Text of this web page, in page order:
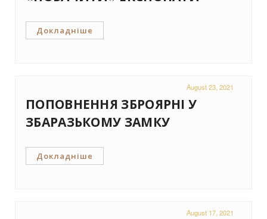
Докладніше
August 23, 2021
ПОПОВНЕННЯ ЗБРОЯРНІ У
ЗБАРАЗЬКОМУ ЗАМКУ
Докладніше
August 17, 2021